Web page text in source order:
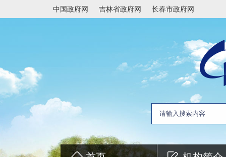
中国政府网 吉林省政府网 长春市政府网